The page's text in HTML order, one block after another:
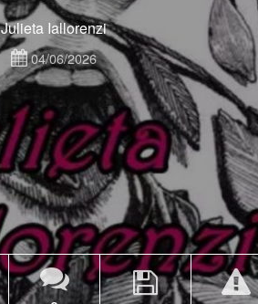
Julieta Iallorenzi
04/06/2026